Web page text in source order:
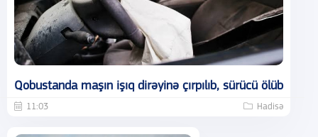
Qobustanda maşın işıq dirəyinə çırpılıb, sürücü ölüb
11:03 Hadisə